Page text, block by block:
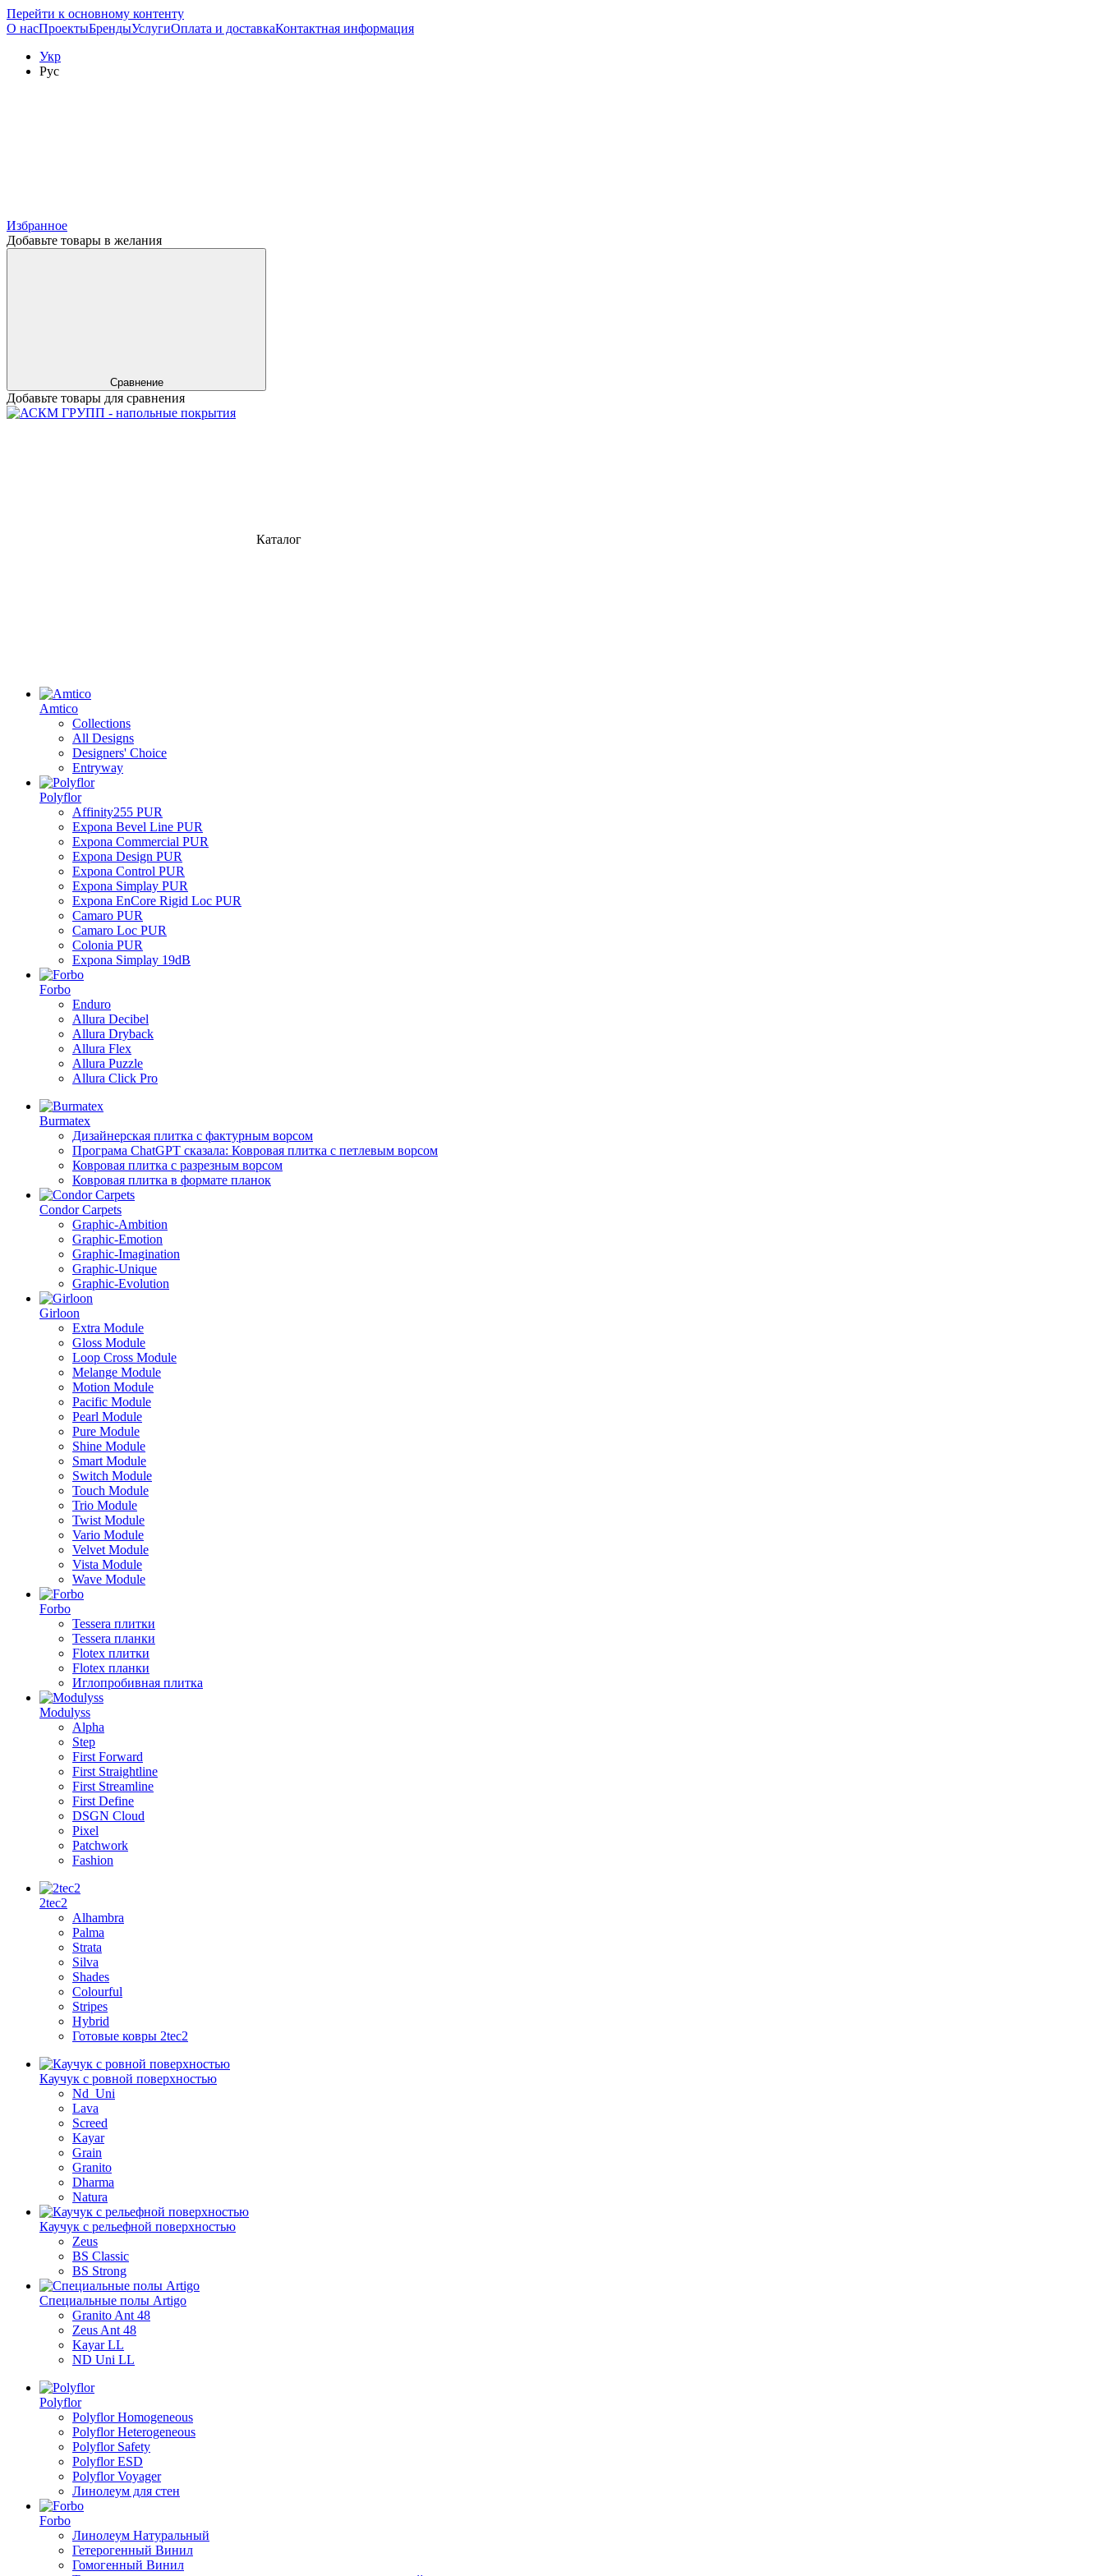
Перейти к основному контенту
О насПроектыБрендыУслугиОплата и доставкаКонтактная информация
Укр
Рус
Избранное
Добавьте товары в желания
Сравнение
Добавьте товары для сравнения
Каталог
Amtico
Collections
All Designs
Designers' Choice
Entryway
Polyflor
Affinity255 PUR
Expona Bevel Line PUR
Expona Commercial PUR
Expona Design PUR
Expona Control PUR
Expona Simplay PUR
Expona EnCore Rigid Loc PUR
Camaro PUR
Camaro Loc PUR
Colonia PUR
Expona Simplay 19dB
Forbo
Enduro
Allura Decibel
Allura Dryback
Allura Flex
Allura Puzzle
Allura Click Pro
Burmatex
Дизайнерская плитка с фактурным ворсом
Програма ChatGPT сказала: Ковровая плитка с петлевым ворсом
Ковровая плитка с разрезным ворсом
Ковровая плитка в формате планок
Condor Carpets
Graphic-Ambition
Graphic-Emotion
Graphic-Imagination
Graphic-Unique
Graphic-Evolution
Girloon
Extra Module
Gloss Module
Loop Cross Module
Melange Module
Motion Module
Pacific Module
Pearl Module
Pure Module
Shine Module
Smart Module
Switch Module
Touch Module
Trio Module
Twist Module
Vario Module
Velvet Module
Vista Module
Wave Module
Forbo
Tessera плитки
Tessera планки
Flotex плитки
Flotex планки
Иглопробивная плитка
Modulyss
Alpha
Step
First Forward
First Straightline
First Streamline
First Define
DSGN Cloud
Pixel
Patchwork
Fashion
2tec2
Alhambra
Palma
Strata
Silva
Shades
Colourful
Stripes
Hybrid
Готовые ковры 2tec2
Каучук с ровной поверхностью
Nd_Uni
Lava
Screed
Kayar
Grain
Granito
Dharma
Natura
Каучук с рельефной поверхностью
Zeus
BS Classic
BS Strong
Специальные полы Artigo
Granito Ant 48
Zeus Ant 48
Kayar LL
ND Uni LL
Polyflor
Polyflor Homogeneous
Polyflor Heterogeneous
Polyflor Safety
Polyflor ESD
Polyflor Voyager
Линолеум для стен
Forbo
Линолеум Натуральный
Гетерогенный Винил
Гомогенный Винил